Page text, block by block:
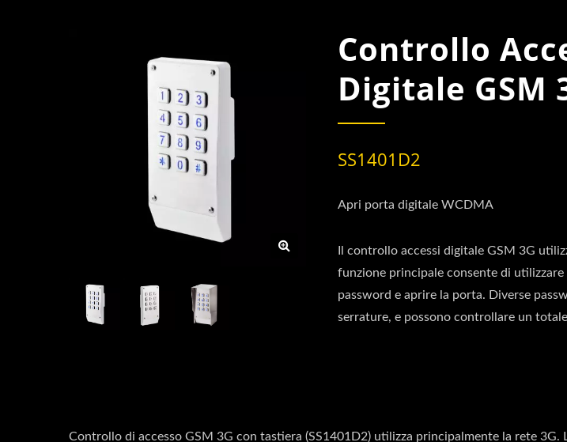
Controllo
Digitale GSM
SS1401D2
Apri porta digitale WCDMA
Il controllo accessi digitale GSM 3G
funzione principale consente di
password e aprire la porta. Diverse
serrature, e possono controllare un
Controllo di accesso GSM 3G con tastiera (SS1401D2) utilizza principalmente la rete 3G.